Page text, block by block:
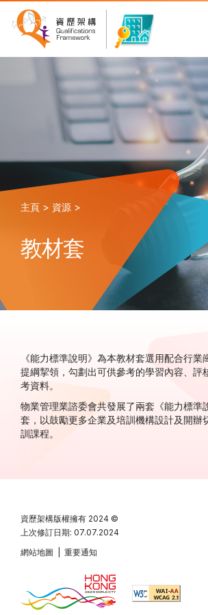
主頁 > 資源 >
教材套
《能力標準說明》為本教材套選用配合行業
提綱挈領，勾劃出可供參考的學習內容、評
考資料。
物業管理業諮委會共發展了兩套《能力標準
套，以鼓勵更多企業及培訓機構設計及開辦
訓課程。
資歷架構版權擁有 2024 ©
上次修訂日期: 07.07.2024
網站地圖
重要通知